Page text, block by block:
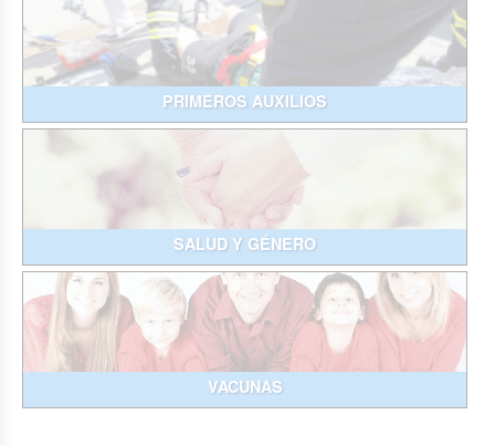
PRIMEROS AUXILIOS
SALUD Y GÉNERO
VACUNAS